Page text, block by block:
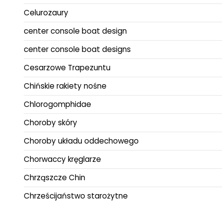
Celurozaury
center console boat design
center console boat designs
Cesarzowe Trapezuntu
Chińskie rakiety nośne
Chlorogomphidae
Choroby skóry
Choroby układu oddechowego
Chorwaccy kręglarze
Chrząszcze Chin
Chrześcijaństwo starożytne